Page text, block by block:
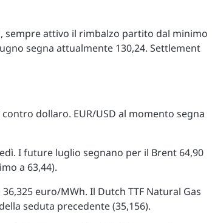
sempre attivo il rimbalzo partito dal minimo
segna attualmente 130,24. Settlement
dollaro. EUR/USD al momento segna
I future luglio segnano per il Brent 64,90
a 63,44).
euro/MWh. Il Dutch TTF Natural Gas
seduta precedente (35,156).